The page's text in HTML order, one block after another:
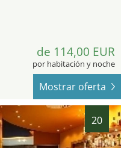
de 114,00 EUR
por habitación y noche
Mostrar oferta
20